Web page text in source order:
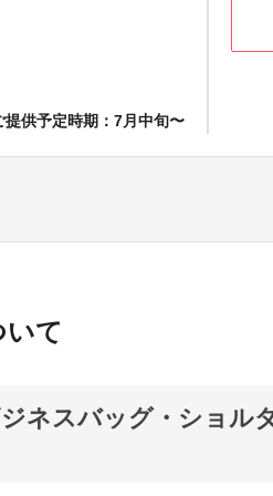
提供予定時期：7月中旬〜
いて
ネスバッグ・ショル